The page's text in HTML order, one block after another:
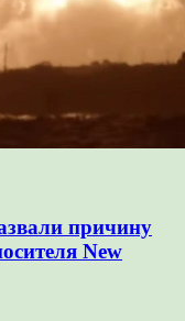
причину
New